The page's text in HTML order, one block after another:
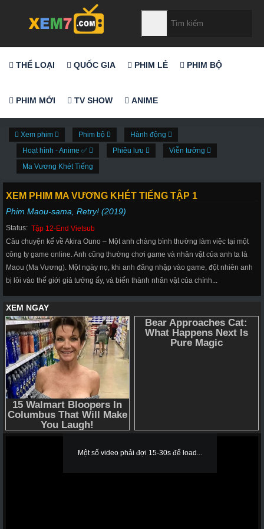
THỂ LOẠI QUỐC GIA PHIM LẺ PHIM BỘ
PHIM MỚI TV SHOW ANIME
Xem phim Phim bộ
Hành động
Hoạt hình - Anime ✅
Phiêu lưu
Viễn tưởng
Ma Vương Khét Tiếng
XEM PHIM MA VƯƠNG KHÉT TIẾNG TẬP 1
Phim Maou-sama, Retry! (2019)
Status: Tập 12-End Vietsub
Câu chuyện kể về Akira Ouno – Một anh chàng bình thường làm việc tại một
công ty game online. Anh cũng thường chơi game và nhân vật của anh ta là
Maou (Ma Vương). Một ngày nọ, khi anh đăng nhập vào game, đột nhiên anh
bị lôi vào thế giới giả tưởng ấy, và biến thành nhân vật của chính...
Một số video phải đợi 15-30s để load...